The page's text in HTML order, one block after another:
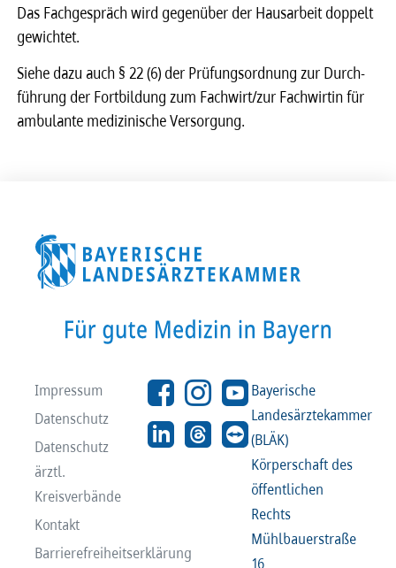
Das Fach­ge­spräch wird gegen­über der Haus­a­r­beit doppelt
gewich­tet.
Siehe dazu auch § 22 (6) der Prüfungs­ord­nung zur Durch­
füh­rung der Fort­bil­dung zum Fach­wirt/zur Fach­wir­tin für
ambu­lante medi­zi­ni­sche Versor­gung.
Impressum
Datenschutz
Datenschutz
ärztl.
Kreisverbände
Kontakt
Barrierefreiheitserklärung
Bayerische
Landesärztekammer
(BLÄK)
Körperschaft des
öffentlichen
Rechts
Mühlbauerstraße
16